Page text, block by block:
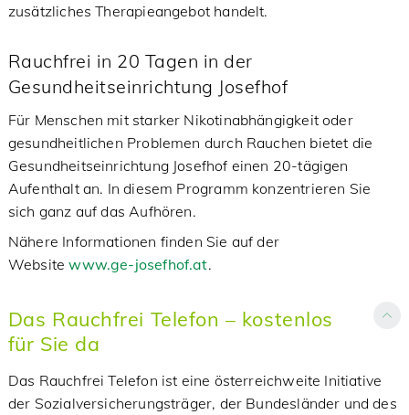
zusätzliches Therapieangebot handelt.
Rauchfrei in 20 Tagen in der
Gesundheitseinrichtung Josefhof
Für Menschen mit starker Nikotinabhängigkeit oder
gesundheitlichen Problemen durch Rauchen bietet die
Gesundheitseinrichtung Josefhof einen 20-tägigen
Aufenthalt an. In diesem Programm konzentrieren Sie
sich ganz auf das Aufhören.
Nähere Informationen finden Sie auf der
Websitewww.ge-josefhof.at.
Das Rauchfrei Telefon – kostenlos
für Sie da
Das Rauchfrei Telefon ist eine österreichweite Initiative
der Sozialversicherungsträger, der Bundesländer und des